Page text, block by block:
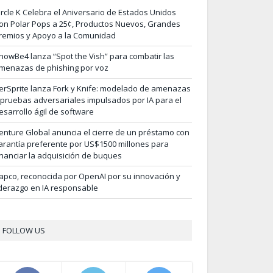
K Celebra el Aniversario de Estados Unidos
Polar Pops a 25¢, Productos Nuevos, Grandes
y Apoyo a la Comunidad
lanza “Spot the Vish” para combatir las
de phishing por voz
lanza Fork y Knife: modelado de amenazas
adversariales impulsados por IA para el
ágil de software
Global anuncia el cierre de un préstamo con
preferente por US$1500 millones para
la adquisición de buques
reconocida por OpenAI por su innovación y
en IA responsable
FOLLOW US